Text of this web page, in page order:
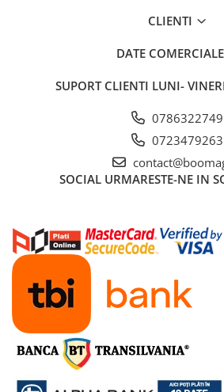
Sei si tija sa bicicleta
Angrenaje bicicleta
Angrenaj pedalier
Butuci pedalieri
Brat pedalier
Schimbator de viteze bicicleta
Schimbatoare fata
Schimbatoare spate
Manete schimbator si frana
Manete frana bicicleta
CLIENTI
DATE COMERCIALE
SUPORT CLIENTI LUNI-
0786322749
0723479263
SOCIAL URMARESTE-NE IN